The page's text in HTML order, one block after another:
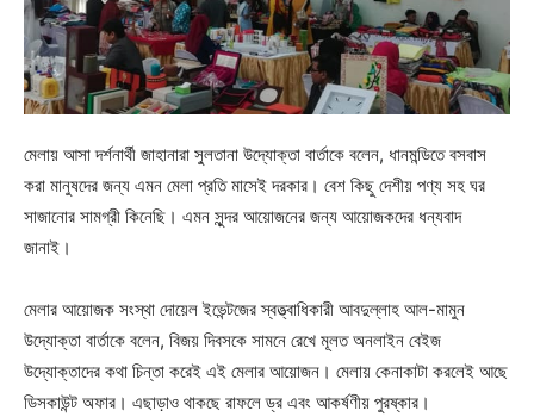
মেলায় আসা দর্শনার্থী জাহানারা সু্লতানা উদ্যোক্তা বার্তাকে বলেন, ধানমন্ডিতে বসবাস
করা মানুষদের জন্য এমন মেলা প্রতি মাসেই দরকার। বেশ কিছু দেশীয় পণ্য সহ ঘর
সাজানোর সামগ্রী কিনেছি। এমন সুন্দর আয়োজনের জন্য আয়োজকদের ধন্যবাদ
জানাই।
মেলার আয়োজক সংস্থা দোয়েল ইভেন্টজের স্বত্ত্বাধিকারী আবদুল্লাহ আল-মামুন
উদ্যোক্তা বার্তাকে বলেন, বিজয় দিবসকে সামনে রেখে মূলত অনলাইন বেইজ
উদ্যোক্তাদের কথা চিন্তা করেই এই মেলার আয়োজন। মেলায় কেনাকাটা করলেই আছে
ডিসকাউন্ট অফার। এছাড়াও থাকছে রাফলে ড্র এবং আকর্ষণীয় পুরষ্কার।